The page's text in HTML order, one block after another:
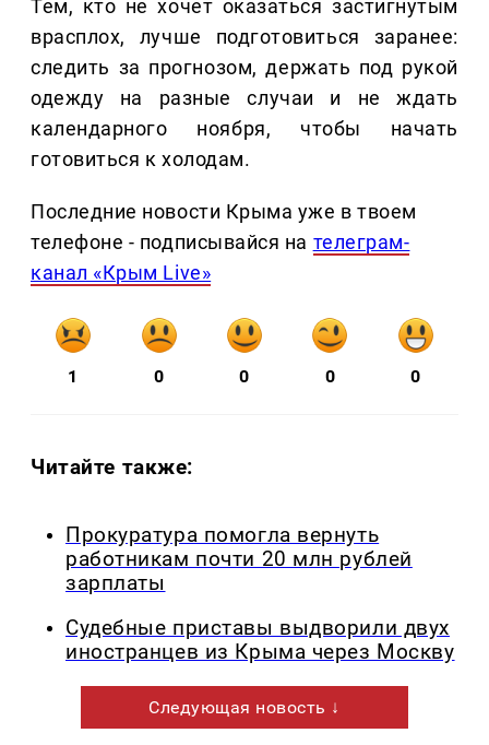
Тем, кто не хочет оказаться застигнутым
врасплох, лучше подготовиться заранее:
следить за прогнозом, держать под рукой
одежду на разные случаи и не ждать
календарного ноября, чтобы начать
готовиться к холодам.
Последние новости Крыма уже в твоем
телефоне - подписывайся на телеграм-
канал «Крым Live»
1 0 0 0 0
Читайте также:
Прокуратура помогла вернуть
работникам почти 20 млн рублей
зарплаты
Судебные приставы выдворили двух
иностранцев из Крыма через Москву
Следующая новость ↓